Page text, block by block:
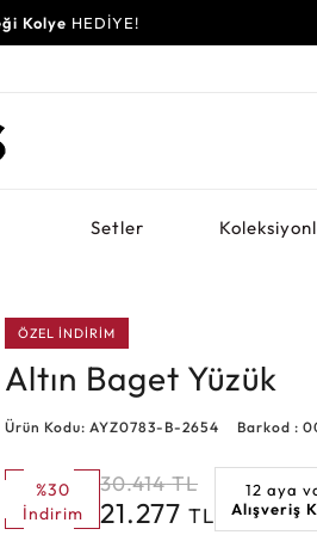
Kolye HEDİYE!
Setler
ÖZEL İNDİRİM
Altın Baget Yüzük
Ürün Kodu: AYZ0783-B-2654 Barkod :
%30
İndirim
30.414 TL
21.277TL
12 aya
Alışveriş